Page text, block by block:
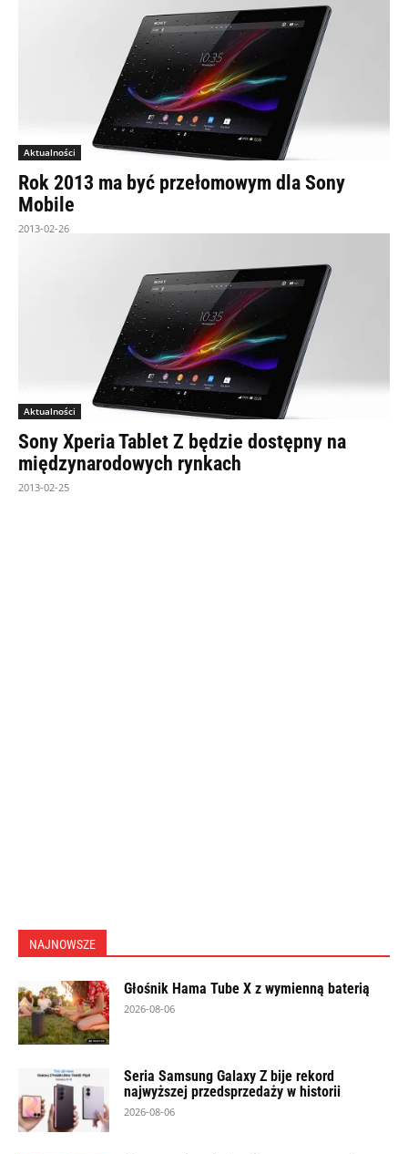
Aktualności
Rok 2013 ma być przełomowym dla Sony
Mobile
2013-02-26
Aktualności
Sony Xperia Tablet Z będzie dostępny na
międzynarodowych rynkach
2013-02-25
NAJNOWSZE
Głośnik Hama Tube X z wymienną baterią
2026-08-06
Seria Samsung Galaxy Z bije rekord
najwyższej przedsprzedaży w historii
2026-08-06